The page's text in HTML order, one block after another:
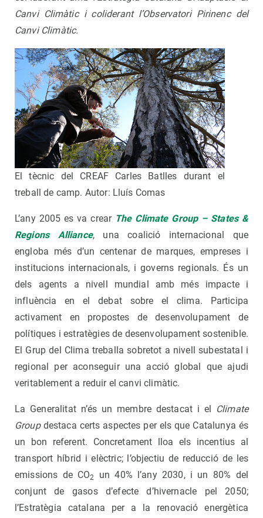
Canvi Climàtic i coliderant l’Observatori Pirinenc del
Canvi Climàtic.
El tècnic del CREAF Carles Batlles durant el
treball de camp. Autor: Lluís Comas
L’any 2005 es va crear The Climate Group – States &
Regions Alliance, una coalició internacional que
engloba més d’un centenar de marques, empreses i
institucions internacionals, i governs regionals. És un
dels agents a nivell mundial amb més impacte i
influència en el debat sobre el clima. Participa
activament en propostes de desenvolupament de
polítiques i estratègies de desenvolupament sostenible.
El Grup del Clima treballa sobretot a nivell subestatal i
regional per aconseguir una acció global que ajudi
veritablement a reduir el canvi climàtic.
La Generalitat n’és un membre destacat i el Climate
Groupdestaca certs aspectes per els que Catalunya és
un bon referent. Concretament lloa els incentius al
transport híbrid i elèctric; l’objectiu de reducció de les
emissions de CO2
un 40% l’any 2030, i un 80% del
conjunt de gasos d’efecte d’hivernacle pel 2050;
l’Estratègia catalana per a la renovació energètica